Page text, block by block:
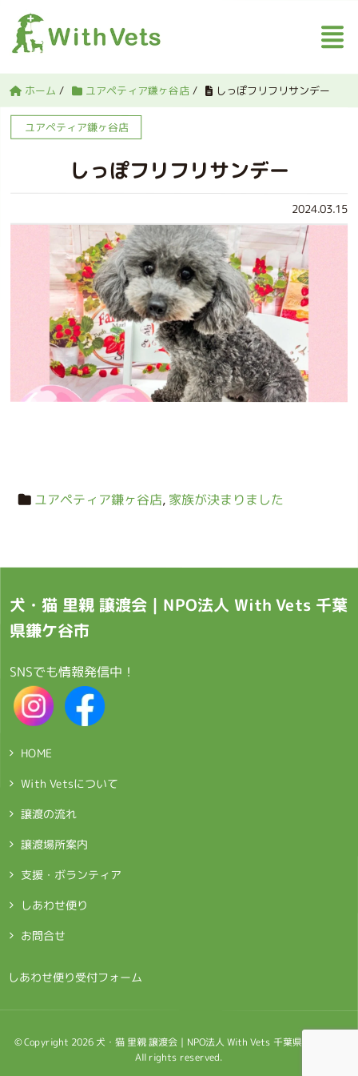
ホーム / ユアペティア鎌ヶ谷店 / しっぽフリフリサンデー
ユアペティア鎌ヶ谷店
しっぽフリフリサンデー
2024.03.15
ユアペティア鎌ヶ谷店, 家族が決まりました
犬・猫 里親 譲渡会｜NPO法人 With Vets 千葉
県鎌ケ谷市
SNSでも情報発信中！
HOME
With Vetsについて
譲渡の流れ
譲渡場所案内
支援・ボランティア
しあわせ便り
お問合せ
しあわせ便り受付フォーム
© Copyright 2026 犬・猫 里親 譲渡会｜NPO法人 With Vets 千葉県鎌ケ谷市.
All rights reserved.